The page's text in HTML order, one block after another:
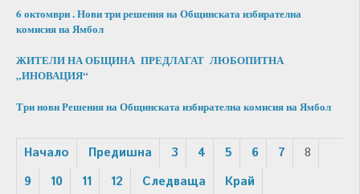
6 октомври . Нови три решения на Общинската избирателна
комисия на Ямбол
ЖИТЕЛИ НА ОБЩИНА ПРЕДЛАГАТ ЛЮБОПИТНА
„ИНОВАЦИЯ“
Три нови Решения на Общинската избирателна комисия на Ямбол
Начало Предишна 3 4 5 6 7
8
9
10 11 12 Следваща
Край